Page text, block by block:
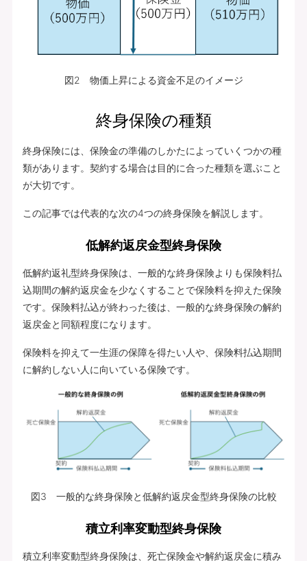
図2 物価上昇による資金不足のイメージ
終身保険の種類
終身保険には、保険金の準備のしかたによっていくつかの種
類があります。契約する場合は目的に合った種類を選ぶこと
が大切です。
この記事では代表的な次の4つの終身保険を解説します。
低解約返戻金型終身保険
低解約返礼型終身保険は、一般的な終身保険よりも保険料払
込期間の解約返戻金を少なくすることで保険料を抑えた保険
です。保険料払込が終わった後は、一般的な終身保険の解約
返戻金と同額程度になります。
保険料を抑えて一生涯の保障を得たい人や、保険料払込期間
に解約しない人に向いている保険です。
図3 一般的な終身保険と低解約返戻金型終身保険の比較
積立利率変動型終身保険
積立利率変動型終身保険は、死亡保険金や解約返戻金に積み